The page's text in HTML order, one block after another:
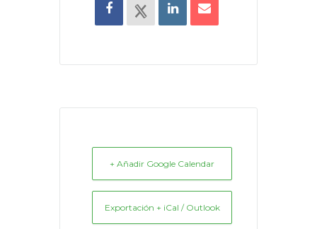
+ Añadir Google Calendar
Exportación + iCal / Outlook